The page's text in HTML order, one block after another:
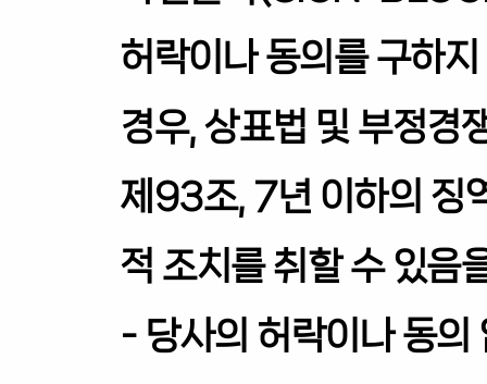
허락이나 동의를 구하
경우, 상표법 및 부정경
제93조, 7년 이하의 징
적 조치를 취할 수 있음
- 당사의 허락이나 동의